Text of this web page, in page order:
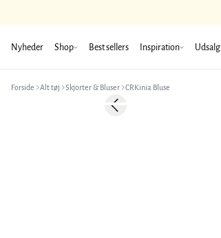
Nyheder Shop Best sellers Inspiration Udsalg
Forside Alt tøj Skjorter & Bluser CRKinia Bluse
-50%Previous slide